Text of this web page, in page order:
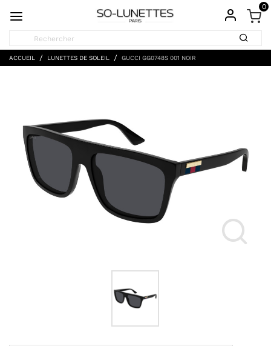
0
ACCUEIL LUNETTES DE SOLEIL GUCCI GG0748S 001 NOIR